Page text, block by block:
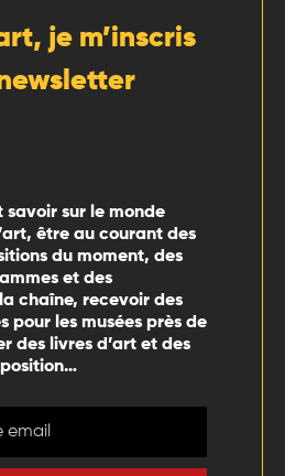
je m’inscris
savoir sur le monde
être au courant des
du moment, des
et des
chaîne, recevoir des
pour les musées près de
des livres d’art et des